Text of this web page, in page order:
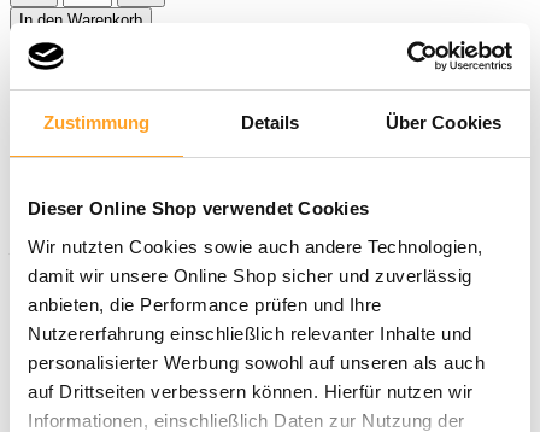
Zustimmung Details Über Cookies
Dieser Online Shop verwendet Cookies
Wir nutzten Cookies sowie auch andere Technologien,
damit wir unsere Online Shop sicher und zuverlässig
anbieten, die Performance prüfen und Ihre
Nutzererfahrung einschließlich relevanter Inhalte und
personalisierter Werbung sowohl auf unseren als auch
auf Drittseiten verbessern können. Hierfür nutzen wir
Informationen, einschließlich Daten zur Nutzung der
In den Warenkorb
ist auf die Welt gekommen! Schon bald erkundet der kleine Buba
– bis er schließlich jemand ganz Besonderen trifft …
- 32 Seiten, Klammerheftung
- Format 24,0 x 17,0 cm
- 2. Auflage
- Erscheinungsdatum: 02.05.2018
- ISBN 978-3-86751-909-0